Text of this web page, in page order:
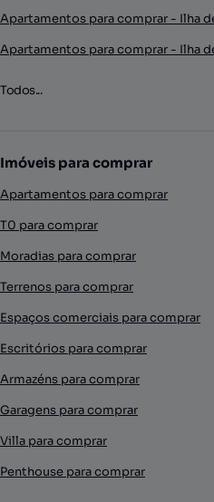
Apartamentos para comprar - Ilha
Apartamentos para comprar - Ilha
Todos...
Imóveis para comprar
Apartamentos para comprar
T0 para comprar
Moradias para comprar
Terrenos para comprar
Espaços comerciais para comprar
Escritórios para comprar
Armazéns para comprar
Garagens para comprar
Villa para comprar
Penthouse para comprar